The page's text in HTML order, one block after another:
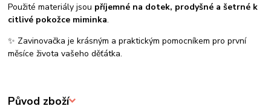
Použité materiály jsou příjemné na dotek, prodyšné a šetrné k
citlivé pokožce miminka.
✨ Zavinovačka je krásným a praktickým pomocníkem pro první
měsíce života vašeho děťátka.
Původ zboží